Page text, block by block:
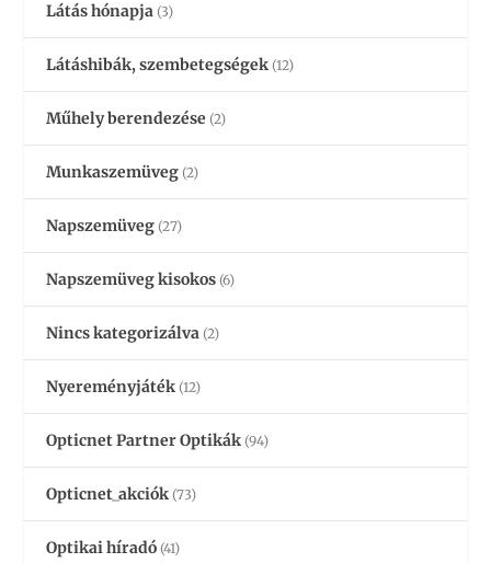
Látás hónapja (3)
Látáshibák, szembetegségek (12)
Műhely berendezése (2)
Munkaszemüveg (2)
Napszemüveg (27)
Napszemüveg kisokos (6)
Nincs kategorizálva (2)
Nyereményjáték (12)
Opticnet Partner Optikák (94)
Opticnet_akciók (73)
Optikai híradó (41)